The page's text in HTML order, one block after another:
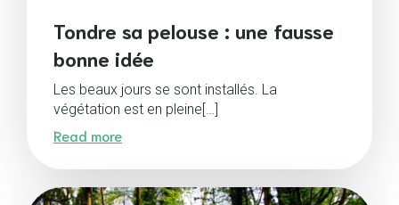
Tondre sa pelouse : une fausse
bonne idée
Les beaux jours se sont installés. La
végétation est en pleine[…]
Read more